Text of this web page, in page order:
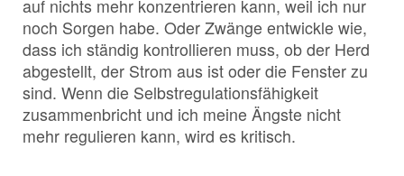
auf nichts mehr konzentrieren kann, weil ich nur
noch Sorgen habe. Oder Zwänge entwickle wie,
dass ich ständig kontrollieren muss, ob der Herd
abgestellt, der Strom aus ist oder die Fenster zu
sind. Wenn die Selbstregulationsfähigkeit
zusammenbricht und ich meine Ängste nicht
mehr regulieren kann, wird es kritisch.